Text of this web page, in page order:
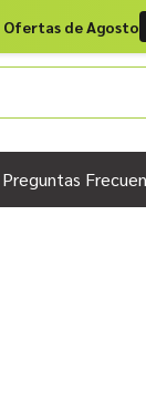
Ofertas de Agosto
Preguntas